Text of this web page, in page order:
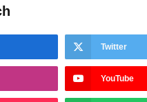
Twitter
YouTube